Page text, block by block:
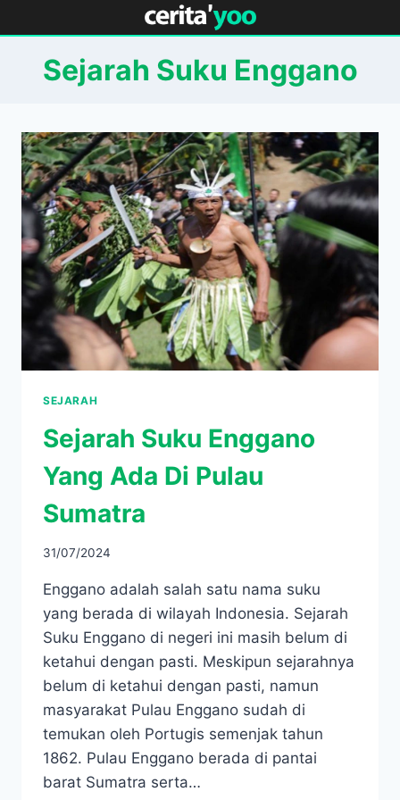
to
contentSejarah Suku Enggano
SEJARAH
Sejarah Suku Enggano
Yang Ada Di Pulau
Sumatra
31/07/2024
Enggano adalah salah satu nama suku
yang berada di wilayah Indonesia. Sejarah
Suku Enggano di negeri ini masih belum di
ketahui dengan pasti. Meskipun sejarahnya
belum di ketahui dengan pasti, namun
masyarakat Pulau Enggano sudah di
temukan oleh Portugis semenjak tahun
1862. Pulau Enggano berada di pantai
barat Sumatra serta…